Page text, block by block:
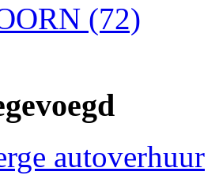
(72)
autoverhuur